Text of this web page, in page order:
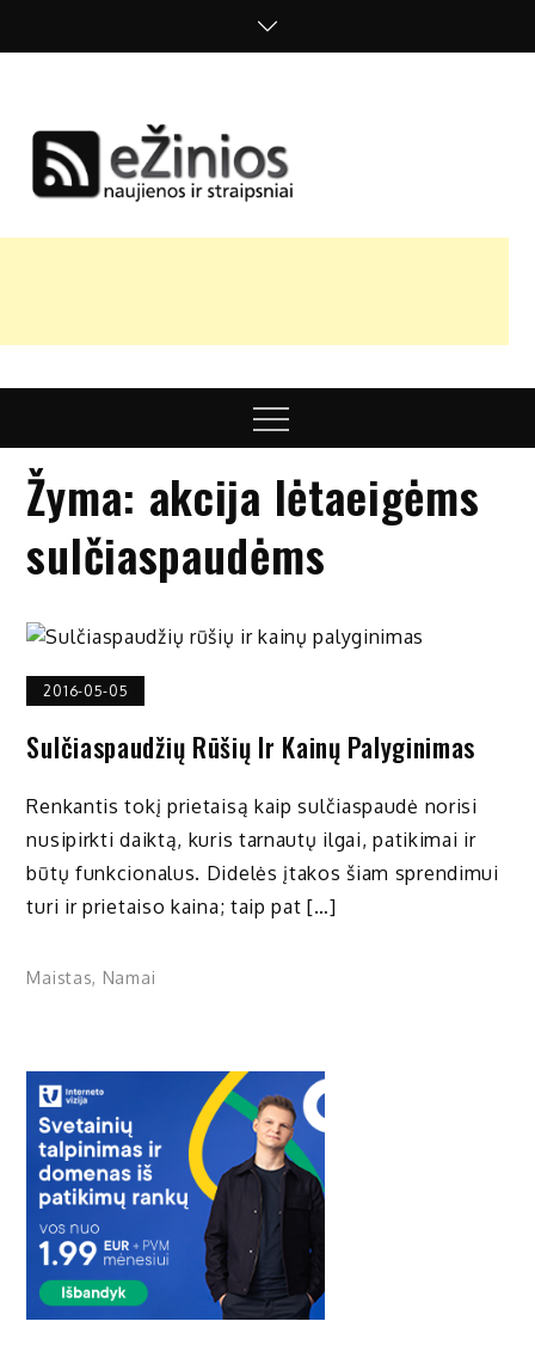
nuomonės
Menu
Žyma: akcija lėtaeigėms
sulčiaspaudėms
2016-05-05
Sulčiaspaudžių Rūšių Ir Kainų Palyginimas
Renkantis tokį prietaisą kaip sulčiaspaudė norisi
nusipirkti daiktą, kuris tarnautų ilgai, patikimai ir
būtų funkcionalus. Didelės įtakos šiam sprendimui
turi ir prietaiso kaina; taip pat […]
Maistas, Namai